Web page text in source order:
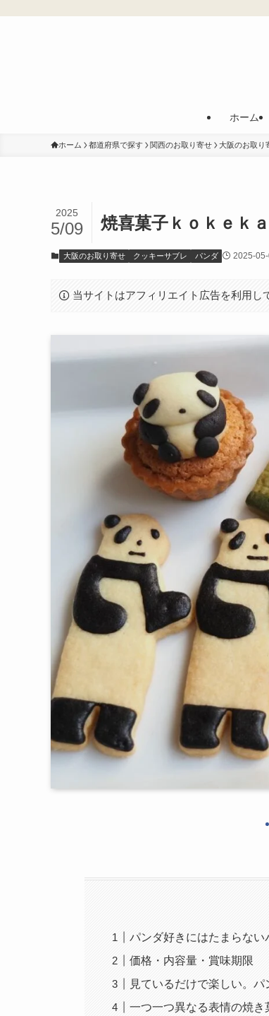
ホーム
ホーム 都道府県で探す 関西のお取り寄せ 大阪のお取り
焼喜菓子ｋｏｋｅｋ
2025
5/09
大阪のお取り寄せ クッキーサブレ パンダ 2025-
当サイトはアフィリエイト広告を利用し
パンダ好きにはたまらない
価格・内容量・賞味期限
見ているだけで楽しい。パ
一つ一つ異なる表情の焼き